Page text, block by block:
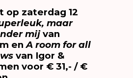
op zaterdag 12
maar
mijvan
enA room for all
van Igor &
voor € 31,- / €